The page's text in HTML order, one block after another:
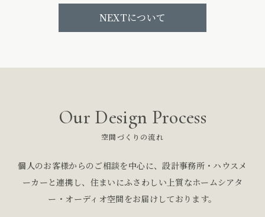
NEXTについて
Our Design Process
空間づくりの流れ
個人のお客様からのご相談を中心に、設計事務所・ハウスメ
ーカーと連携し、 住まいにふさわしい上質なホームシアタ
ー・オーディオ空間をお届けしております。